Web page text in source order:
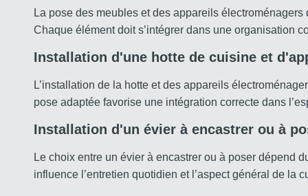
La pose des meubles et des appareils
Chaque élément doit s’intégrer dans une organisation
Installation d'une hotte de cuisine et
L’installation de la hotte et des appareils
pose adaptée favorise une intégration correcte dans
Installation d'un évier à encastrer ou à
Le choix entre un évier à encastrer ou à poser dépend
influence l’entretien quotidien et l’aspect général de la